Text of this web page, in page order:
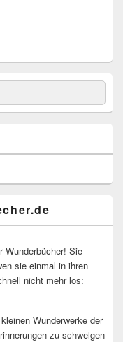
Wunderbücher! Sie
sie einmal in ihren
nicht mehr los:
Wunderwerke der
zu schwelgen